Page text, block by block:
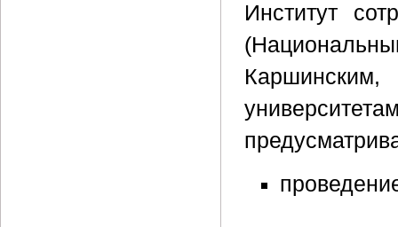
Институт
Каршинским,